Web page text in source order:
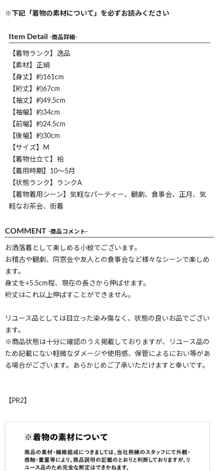
※下記「着物の素材について」を必ずお読みください
Item Detail -商品詳細-
【着物ランク】逸品
【素材】正絹
【身丈】約161cm
【裄丈】約67cm
【袖丈】約49.5cm
【袖幅】約34cm
【前幅】約24.5cm
【後幅】約30cm
【サイズ】M
【着物仕立て】袷
【着用時期】10～5月
【状態ランク】ランクA
【着物着用シーン】気軽なパーティー、観劇、食事会、正月、気
軽なお茶会、街着
COMMENT -商品コメント-
お洒落着として楽しめる小紋でございます。
お稽古や観劇、同窓会や友人との食事会など様々なシーンで楽しめ
ます。
身丈を+5.5cm程、現在の長さから伸ばせます。
裄丈はこれ以上伸ばすことができません。
リユース品としては目立った染み傷なく、状態の良いお品でござい
ます。
※商品状態は十分に確認のうえ掲載しておりますが、リユース品の
ため記載にない軽微なダメージや使用感、保管によるにおい等があ
る場合がございます。あらかじめご了承いただけますと幸いです。
【PR2】